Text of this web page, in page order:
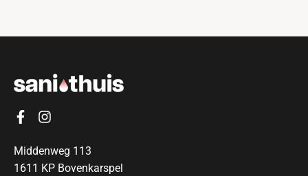
Middenweg 113
1611 KP Bovenkarspel